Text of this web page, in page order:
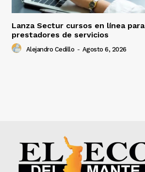
Lanza Sectur cursos en línea para
prestadores de servicios
Alejandro Cedillo - Agosto 6, 2026